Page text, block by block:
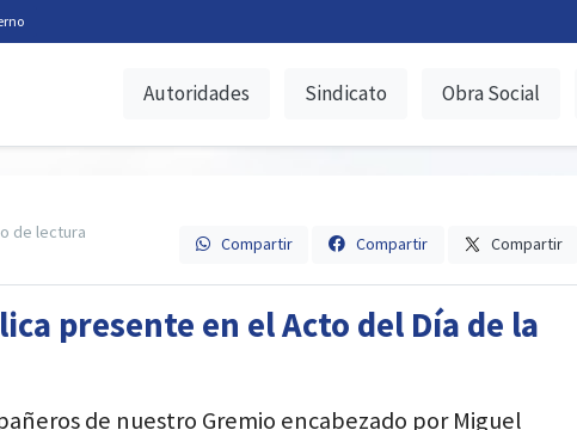
Autoridades Sindicato Obra Social
de lectura
Compartir Compartir Compartir
presente en el Acto del Día de la
de nuestro Gremio encabezado por Miguel